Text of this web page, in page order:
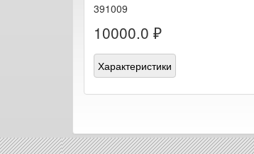
391009
10000.0 ₽
Характеристики